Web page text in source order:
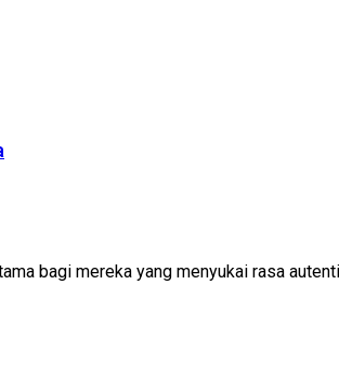
bagi mereka yang menyukai rasa